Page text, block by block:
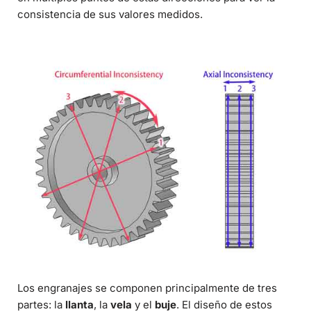
consistencia de sus valores medidos.
Los engranajes se componen principalmente de tres
partes: la llanta, la vela y el buje. El diseño de estos